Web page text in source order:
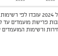
* נתוני מערכת הבחירות של
פרישת מועמדים עד